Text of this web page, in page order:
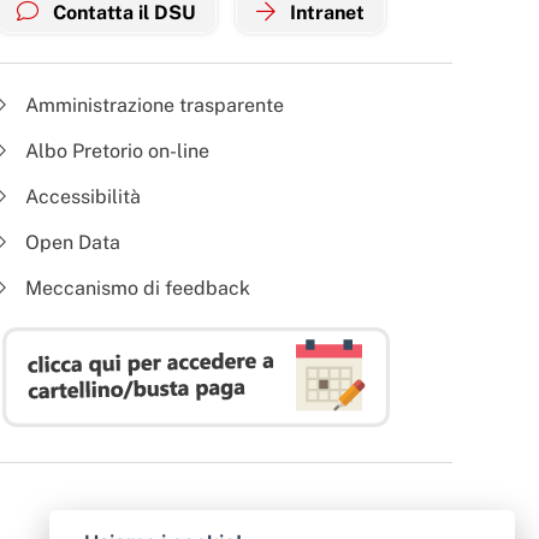
Contatta il DSU Intranet
Amministrazione trasparente
Albo Pretorio on-line
Accessibilità
Open Data
Meccanismo di feedback